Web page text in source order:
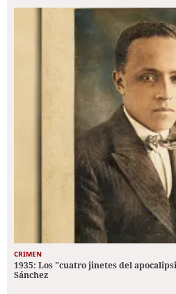
CRIMEN
1935: Los "cuatro jinetes del
Sánchez